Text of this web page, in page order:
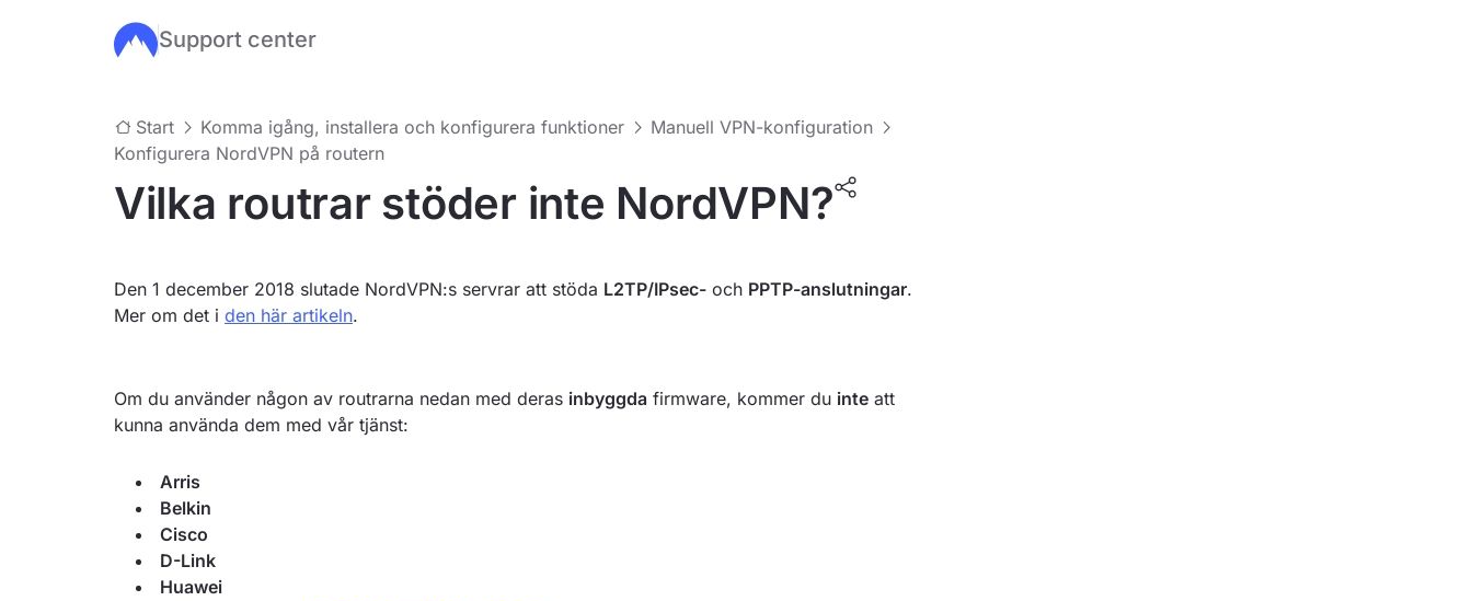
Hoppa till huvudinnehåll
Support center
Start Komma igång, installera och konfigurera funktioner
Manuell VPN-konfiguration
Konfigurera NordVPN på routern
Vilka routrar stöder inte NordVPN?
Den 1 december 2018 slutade NordVPN:s servrar att stöda L2TP/IPsec- och PPTP-anslutningar.
Mer om det i den här artikeln.
Om du använder någon av routrarna nedan med deras inbyggda firmware, kommer du inte att
kunna använda dem med vår tjänst:
Arris
Belkin
Cisco
D-Link
Huawei